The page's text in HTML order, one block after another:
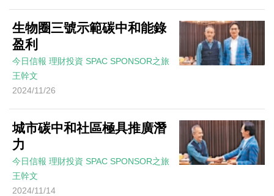
生物圈三號示範碳中和能錄
盈利
今日信報 理財投資 SPAC SPONSOR之旅
王幹文
2024/11/26
城市碳中和社區極具推廣潛
力
今日信報 理財投資 SPAC SPONSOR之旅
王幹文
2024/11/14